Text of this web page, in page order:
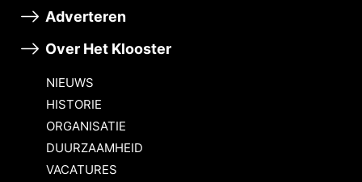
Adverteren
Over Het Klooster
NIEUWS
HISTORIE
ORGANISATIE
DUURZAAMHEID
VACATURES